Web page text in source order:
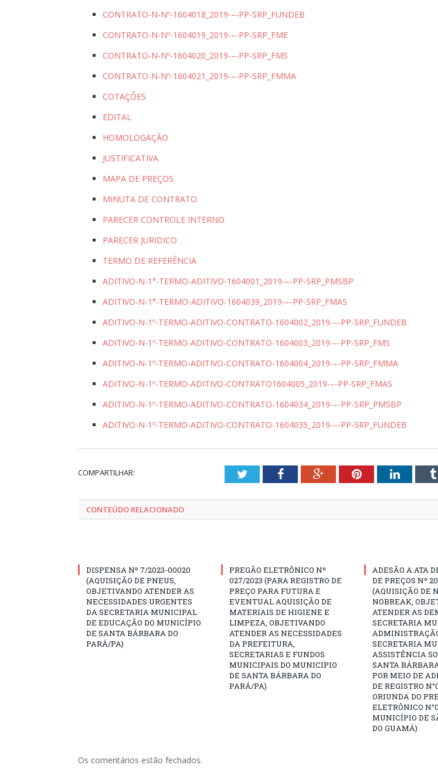
CONTRATO-N-Nº-1604018_2019-–-PP-SRP_FUNDEB
CONTRATO-N-Nº-1604019_2019-–-PP-SRP_FME
CONTRATO-N-Nº-1604020_2019-–-PP-SRP_FMS
CONTRATO-N-Nº-1604021_2019-–-PP-SRP_FMMA
COTAÇÕES
EDITAL
HOMOLOGAÇÃO
JUSTIFICATIVA
MAPA DE PREÇOS
MINUTA DE CONTRATO
PARECER CONTROLE INTERNO
PARECER JURIDICO
TERMO DE REFERÊNCIA
ADITIVO-N-1°-TERMO-ADITIVO-1604001_2019-–-PP-SRP_PMSBP
ADITIVO-N-1°-TERMO-ADITIVO-1604039_2019-–-PP-SRP_FMAS
ADITIVO-N-1º-TERMO-ADITIVO-CONTRATO-1604002_2019-–-PP-SRP_FUNDEB
ADITIVO-N-1º-TERMO-ADITIVO-CONTRATO-1604003_2019-–-PP-SRP_FMS
ADITIVO-N-1º-TERMO-ADITIVO-CONTRATO-1604004_2019-–-PP-SRP_FMMA
ADITIVO-N-1º-TERMO-ADITIVO-CONTRATO1604005_2019-–-PP-SRP_FMAS
ADITIVO-N-1º-TERMO-ADITIVO-CONTRATO-1604034_2019-–-PP-SRP_PMSBP
ADITIVO-N-1º-TERMO-ADITIVO-CONTRATO-1604035_2019-–-PP-SRP_FUNDEB
COMPARTILHAR: TwitterFacebookGoogle+PinterestLinkedIn
CONTEÚDO RELACIONADO
DISPENSA Nº 7/2023-00020
(AQUISIÇÃO DE PNEUS,
OBJETIVANDO ATENDER AS
NECESSIDADES URGENTES
DA SECRETARIA MUNICIPAL
DE EDUCAÇÃO DO MUNICÍPIO
DE SANTA BÁRBARA DO
PARÁ/PA)
PREGÃO ELETRÔNICO Nº
027/2023 (PARA REGISTRO DE
PREÇO PARA FUTURA E
EVENTUAL AQUISIÇÃO DE
MATERIAIS DE HIGIENE E
LIMPEZA, OBJETIVANDO
ATENDER AS NECESSIDADES
DA PREFEITURA,
SECRETARIAS E FUNDOS
MUNICIPAIS DO MUNICIPIO
DE SANTA BÁRBARA DO
PARÁ/PA)
ADESÃO A ATA
DE PREÇOS Nº
(AQUISIÇÃO DE
NOBREAK,
ATENDER AS
SECRETARIA
SECRETARIA
ASSISTÊNCIA
SANTA
POR MEIO DE
DE REGISTRO
ORIUNDA DO
ELETRÔNICO
MUNICÍPIO DE
DO GUAMÁ)
Os comentários estão fechados.